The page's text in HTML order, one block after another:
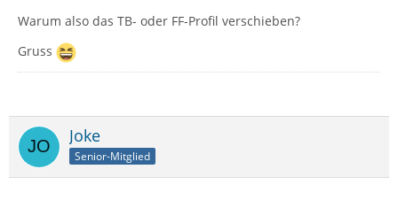
Warum also das TB- oder FF-Profil verschieben?
Gruss
Joke
Senior-Mitglied